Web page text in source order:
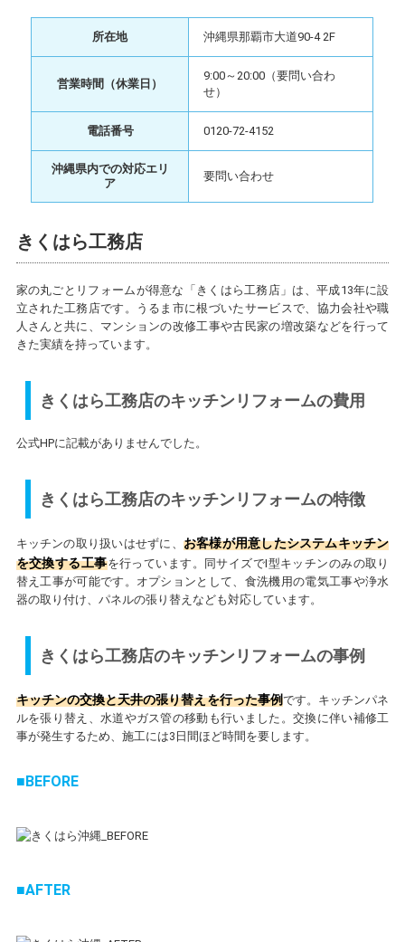
所在地 沖縄県那覇市大道90-4 2F
営業時間（休業日）
9:00～20:00（要問い合わ
せ）
電話番号 0120-72-4152
沖縄県内での対応エリ
ア
要問い合わせ
きくはら工務店
家の丸ごとリフォームが得意な「きくはら工務店」は、平成13年に設
立された工務店です。うるま市に根づいたサービスで、協力会社や職
人さんと共に、マンションの改修工事や古民家の増改築などを行って
きた実績を持っています。
きくはら工務店のキッチンリフォームの費用
公式HPに記載がありませんでした。
きくはら工務店のキッチンリフォームの特徴
キッチンの取り扱いはせずに、 お客様が用意したシステムキッチン
を交換する工事を行っています。同サイズでI型キッチンのみの取り
替え工事が可能です。オプションとして、食洗機用の電気工事や浄水
器の取り付け、パネルの張り替えなども対応しています。
きくはら工務店のキッチンリフォームの事例
キッチンの交換と天井の張り替えを行った事例です。キッチンパネ
ルを張り替え、水道やガス管の移動も行いました。交換に伴い補修工
事が発生するため、施工には3日間ほど時間を要します。
BEFORE
AFTER